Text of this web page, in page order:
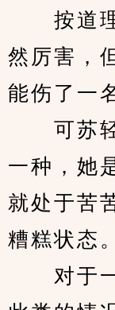
按道理
然厉害，
能伤了一
可苏轻
一种，她
就处于苦
糟糕状态。
对于一